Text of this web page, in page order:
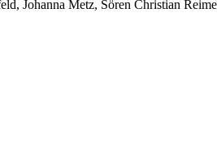
Johanna Metz, Sören Christian